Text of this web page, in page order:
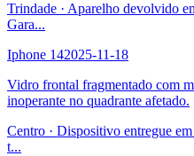
Trindade · Aparelho devolvido
Gara...
Iphone 142025-11-18
Vidro frontal fragmentado com
inoperante no quadrante afetado.
Centro · Dispositivo entregue
t...